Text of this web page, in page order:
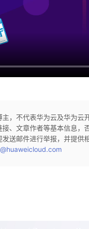
主，不代表华为云及华为
、文章作者等基本信息，
送邮件进行举报，并提供